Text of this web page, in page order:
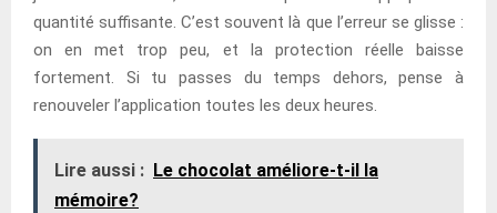
quantité suffisante. C’est souvent là que l’erreur se glisse :
on en met trop peu, et la protection réelle baisse
fortement. Si tu passes du temps dehors, pense à
renouveler l’application toutes les deux heures.
Lire aussi : Le chocolat améliore-t-il la
mémoire?